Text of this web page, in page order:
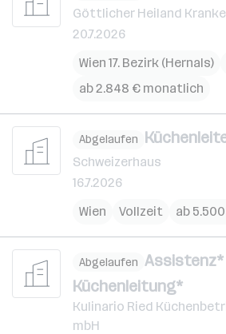
Göttlicher Heiland
20.7.2026
Wien 17. Bezirk (Hernals)
ab 2.848 € monatlich
Abgelaufen
Schweizerhaus
16.7.2026
Wien
Vollzeit ab
Abgelaufen Assistenz*
Küchenleitung*
Kulinario Ried
mbH